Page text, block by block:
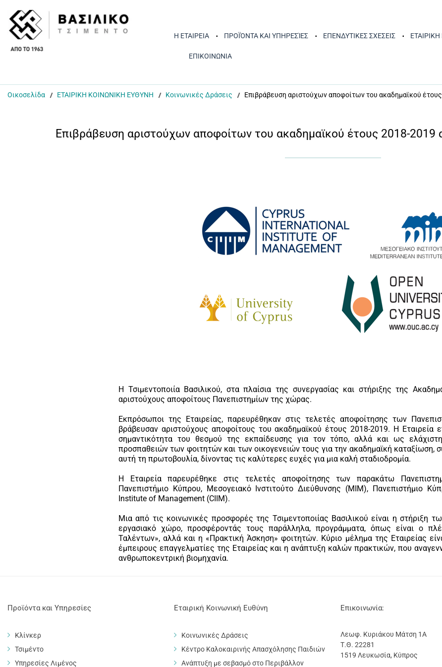
Η ΕΤΑΙΡΕΙΑ ΠΡΟΪΌΝΤΑ ΚΑΙ ΥΠΗΡΕΣΊΕΣ ΕΠΕΝΔΥΤΙΚΕΣ ΣΧΕΣΕΙΣ
ΕΠΙΚΟΙΝΩΝΙΑ
Οικοσελίδα ΕΤΑΙΡΙΚΗ ΚΟΙΝΩΝΙΚΗ ΕΥΘΥΝΗ Κοινωνικές Δράσεις Επιβράβευση αριστούχων αποφοίτων του ακαδημαϊκού
Επιβράβευση αριστούχων αποφοίτων του ακαδημαϊκού έτους 2018-2019
Η Τσιμεντοποιία Βασιλικού, στα πλαίσια της συνεργασίας και στήριξης της
αριστούχους αποφοίτους Πανεπιστημίων της χώρας.
Εκπρόσωποι της Εταιρείας, παρευρέθηκαν στις τελετές αποφοίτησης των
βράβευσαν αριστούχους αποφοίτους του ακαδημαϊκού έτους 2018-2019. Η Εταιρεία
σημαντικότητα του θεσμού της εκπαίδευσης για τον τόπο, αλλά και ως
προσπαθειών των φοιτητών και των οικογενειών τους για την ακαδημαϊκή καταξίωση,
αυτή τη πρωτοβουλία, δίνοντας τις καλύτερες ευχές για μια καλή σταδιοδρομία.
Η Εταιρεία παρευρέθηκε στις τελετές αποφοίτησης των παρακάτω
Πανεπιστήμιο Κύπρου, Μεσογειακό Ινστιτούτο Διεύθυνσης (MIM), Πανεπιστήμιο
Institute of Management (CIIM).
Μια από τις κοινωνικές προσφορές της Τσιμεντοποιίας Βασιλικού είναι η στήριξη
εργασιακό χώρο, προσφέροντάς τους παράλληλα, προγράμματα, όπως είναι ο
Ταλέντων», αλλά και η «Πρακτική Άσκηση» φοιτητών. Κύριο μέλημα της Εταιρείας
έμπειρους επαγγελματίες της Εταιρείας και η ανάπτυξη καλών πρακτικών, που
ανθρωποκεντρική βιομηχανία.
Προϊόντα και Υπηρεσίες
Κλίνκερ
Τσιμέντο
Υπηρεσίες Λιμένος
Εταιρική Κοινωνική Ευθύνη
Κοινωνικές Δράσεις
Κέντρο Καλοκαιρινής Απασχόλησης Παιδιών
Ανάπτυξη με σεβασμό στο Περιβάλλον
Επικοινωνία:
Λεωφ. Κυριάκου Μάτση 1Α
Τ.Θ. 22281
1519 Λευκωσία, Κύπρος